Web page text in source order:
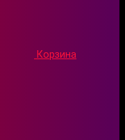
Корзина